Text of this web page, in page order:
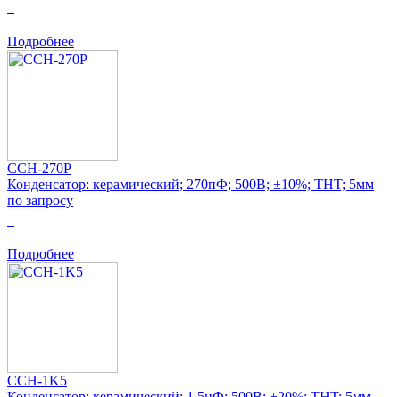
Подробнее
CCH-270P
Конденсатор: керамический; 270пФ; 500В; ±10%; THT; 5мм
по запросу
Подробнее
CCH-1K5